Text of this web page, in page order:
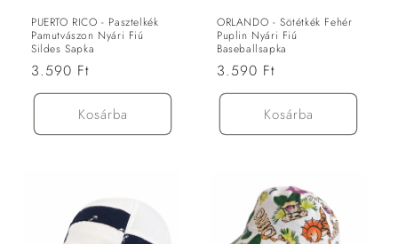
PUERTO RICO - Pasztelkék
Pamutvászon Nyári Fiú
Sildes Sapka
Normál
ár
3.590 Ft
Kosárba
ORLANDO - Sötétkék Fehér
Puplin Nyári Fiú
Baseballsapka
Normál
ár
3.590 Ft
Kosárba